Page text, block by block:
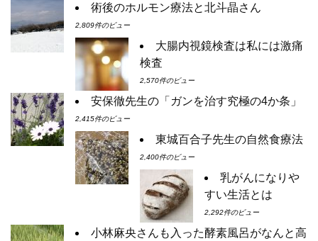
術後のホルモン療法と北斗晶さん
2,809件のビュー
大腸内視鏡検査は私には激痛
検査
2,570件のビュー
安保徹先生の「ガンを治す究極の4か条」
2,415件のビュー
東城百合子先生の自然食療法
2,400件のビュー
乳がんになりや
すい生活とは
2,292件のビュー
小林麻央さんも入った酵素風呂がなんと高